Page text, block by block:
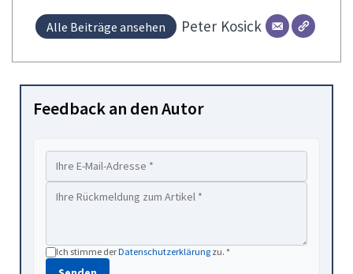
Alle Beiträge ansehen Peter Kosick
Feedback an den Autor
Ich stimme derDatenschutzerklärung zu. *